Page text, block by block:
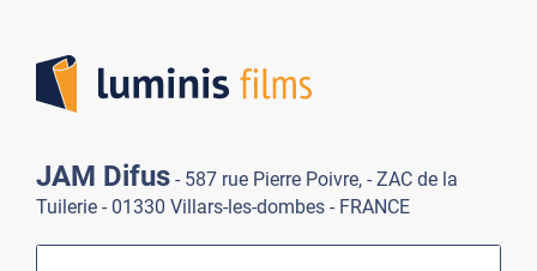
JAM Difus - 587 rue Pierre Poivre, - ZAC de la
Tuilerie - 01330 Villars-les-dombes - FRANCE